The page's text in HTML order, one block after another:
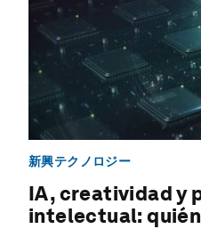
新興テクノロジー
IA, creatividad y
intelectual: